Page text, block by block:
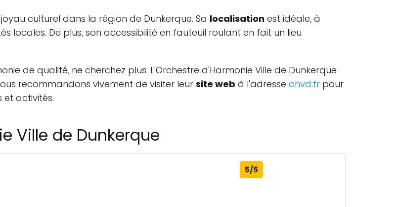
culturel dans la région de Dunkerque. Sa localisation est idéale, à
locales. De plus, son accessibilité en fauteuil roulant en fait un lieu
de qualité, ne cherchez plus. L'Orchestre d'Harmonie Ville de Dunkerque
recommandons vivement de visiter leur site web à l'adresse ohvd.fr pour
et activités.
Ville de Dunkerque
5/5